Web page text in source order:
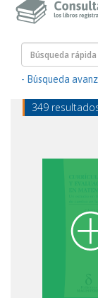
- Búsqueda
349